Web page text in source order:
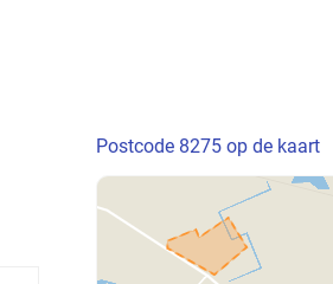
Postcode 8275 op de kaart